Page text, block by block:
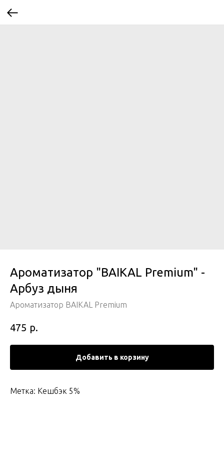
Ароматизатор "BAIKAL Premium" -
Арбуз дыня
Ароматизатор BAIKAL Premium
475 р.
Добавить в корзину
Метка: Кешбэк 5%